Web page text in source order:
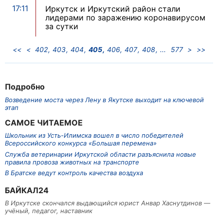
Подробно
Возведение моста через Лену в Якутске выходит на ключевой
этап
САМОЕ ЧИТАЕМОЕ
Школьник из Усть-Илимска вошел в число победителей
Всероссийского конкурса «Большая перемена»
Служба ветеринарии Иркутской области разъяснила новые
правила провоза животных на транспорте
В Братске ведут контроль качества воздуха
БАЙКАЛ24
В Иркутске скончался выдающийся юрист Анвар Хаснутдинов —
учёный, педагог, наставник
17:11
Иркутск и Иркутский район стали
лидерами по заражению коронавирусом
за сутки
<< < 402 403 404 405 406 407 408 577 > >>